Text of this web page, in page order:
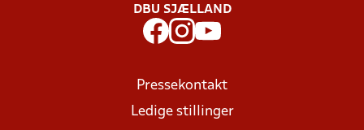
DBU SJÆLLAND
Pressekontakt
Ledige stillinger